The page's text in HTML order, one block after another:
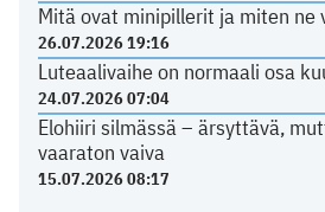
Mitä ovat minipillerit ja miten ne
26.07.2026 19:16
Luteaalivaihe on normaali osa
24.07.2026 07:04
Elohiiri silmässä – ärsyttävä,
vaaraton vaiva
15.07.2026 08:17